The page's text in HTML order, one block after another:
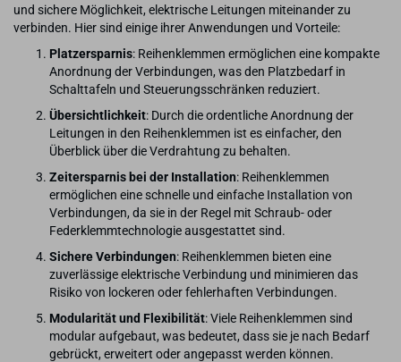
und sichere Möglichkeit, elektrische Leitungen miteinander zu
verbinden. Hier sind einige ihrer Anwendungen und Vorteile:
Platzersparnis: Reihenklemmen ermöglichen eine kompakte
Anordnung der Verbindungen, was den Platzbedarf in
Schalttafeln und Steuerungsschränken reduziert.
Übersichtlichkeit: Durch die ordentliche Anordnung der
Leitungen in den Reihenklemmen ist es einfacher, den
Überblick über die Verdrahtung zu behalten.
Zeitersparnis bei der Installation: Reihenklemmen
ermöglichen eine schnelle und einfache Installation von
Verbindungen, da sie in der Regel mit Schraub- oder
Federklemmtechnologie ausgestattet sind.
Sichere Verbindungen: Reihenklemmen bieten eine
zuverlässige elektrische Verbindung und minimieren das
Risiko von lockeren oder fehlerhaften Verbindungen.
Modularität und Flexibilität: Viele Reihenklemmen sind
modular aufgebaut, was bedeutet, dass sie je nach Bedarf
gebrückt, erweitert oder angepasst werden können.